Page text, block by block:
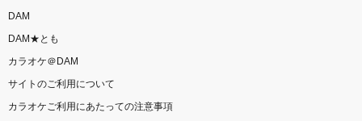
DAM
DAM★とも
カラオケ＠DAM
サイトのご利用について
カラオケご利用にあたっての注意事項